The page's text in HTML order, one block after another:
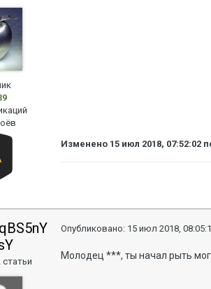
Изменено 15 июл 2018, 07:52:02
Опубликовано: 15 июл 2018,
Молодец ***, ты начал рыть